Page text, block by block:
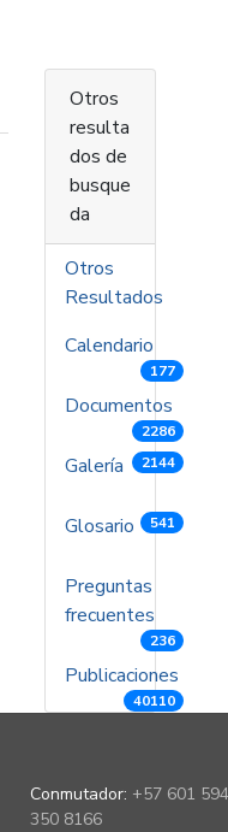
Otros
resulta
dos de
busque
da
Otros
Resultados
Calendario
177
Documentos
2286
Galería 2144
Glosario 541
Preguntas
frecuentes
236
Publicaciones
40110
Conmutador: +57 601
350 8166